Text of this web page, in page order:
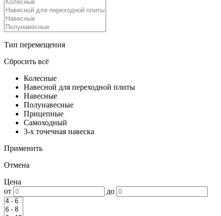
Тип перемещения
Сбросить всё
Колесные
Навесной для переходной плиты
Навесные
Полунавесные
Прицепные
Самоходный
3-х точечная навеска
Применить
Отмена
Цена
от
до